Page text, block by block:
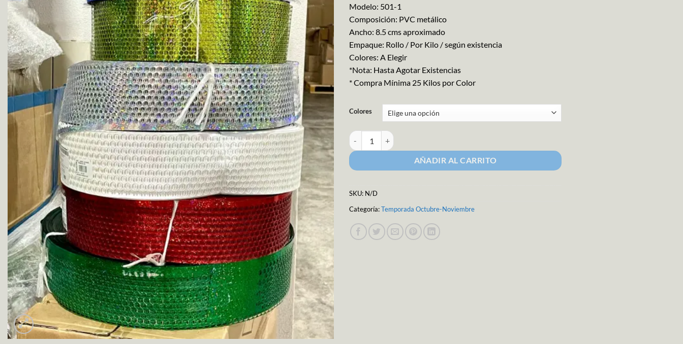
Modelo: 501-1
Composición: PVC metálico
Ancho: 8.5 cms aproximado
Empaque: Rollo / Por Kilo / según existencia
Colores: A Elegir
*Nota: Hasta Agotar Existencias
* Compra Mínima 25 Kilos por Color
Colores
Liston Perforado Holografico x Kilo cantidad
AÑADIR AL CARRITO
SKU: N/D
Categoría:Temporada Octubre-Noviembre